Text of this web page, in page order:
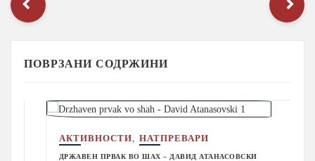
ПОВРЗАНИ СОДРЖИНИ
АКТИВНОСТИ,НАТПРЕВАРИ
ДРЖАВЕН ПРВАК ВО ШАХ – ДАВИД АТАНАСОВСКИ